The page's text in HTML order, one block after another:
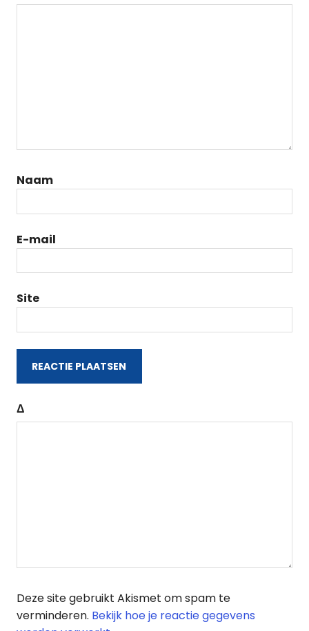
Naam
E-mail
Site
Δ
Deze site gebruikt Akismet om spam te
verminderen. Bekijk hoe je reactie gegevens